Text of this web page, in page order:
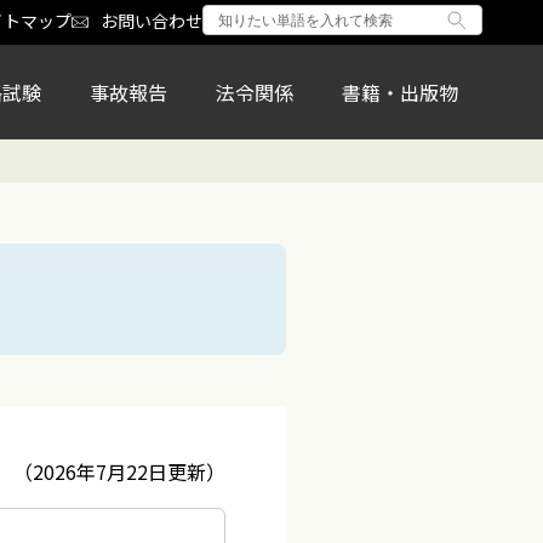
マップ お問い合わせ
験 事故報告 法令関係 書籍・出版物
（2026年7月22日更新）